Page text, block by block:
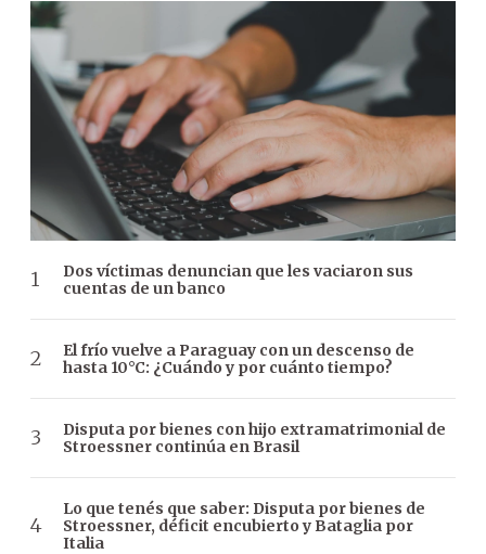
Dos víctimas denuncian que les vaciaron sus
cuentas de un banco
El frío vuelve a Paraguay con un descenso de
hasta 10°C: ¿Cuándo y por cuánto tiempo?
Disputa por bienes con hijo extramatrimonial de
Stroessner continúa en Brasil
Lo que tenés que saber: Disputa por bienes de
Stroessner, déficit encubierto y Bataglia por
Italia